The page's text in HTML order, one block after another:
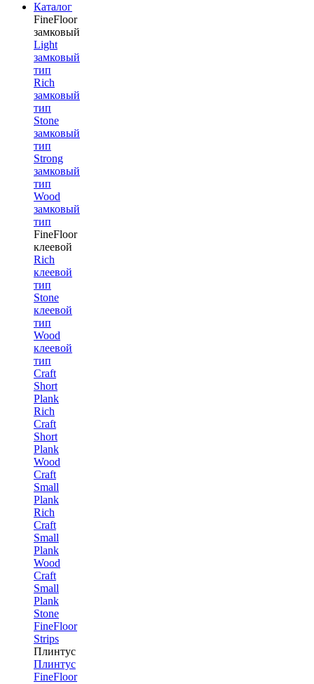
Каталог
FineFloor
замковый
Light
замковый
тип
Rich
замковый
тип
Stone
замковый
тип
Strong
замковый
тип
Wood
замковый
тип
FineFloor
клеевой
Rich
клеевой
тип
Stone
клеевой
тип
Wood
клеевой
тип
Craft
Short
Plank
Rich
Craft
Short
Plank
Wood
Craft
Small
Plank
Rich
Craft
Small
Plank
Wood
Craft
Small
Plank
Stone
FineFloor
Strips
Плинтус
Плинтус
FineFloor